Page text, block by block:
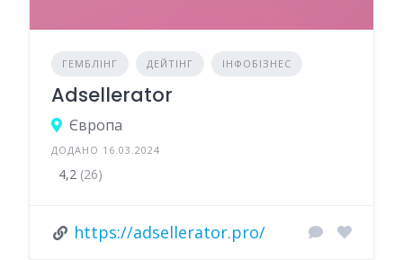
ГЕМБЛІНГ ДЕЙТІНГ ІНФОБІЗНЕС
Adsellerator
Європа
ДОДАНО 16.03.2024
4,2 (26)
https://adsellerator.pro/